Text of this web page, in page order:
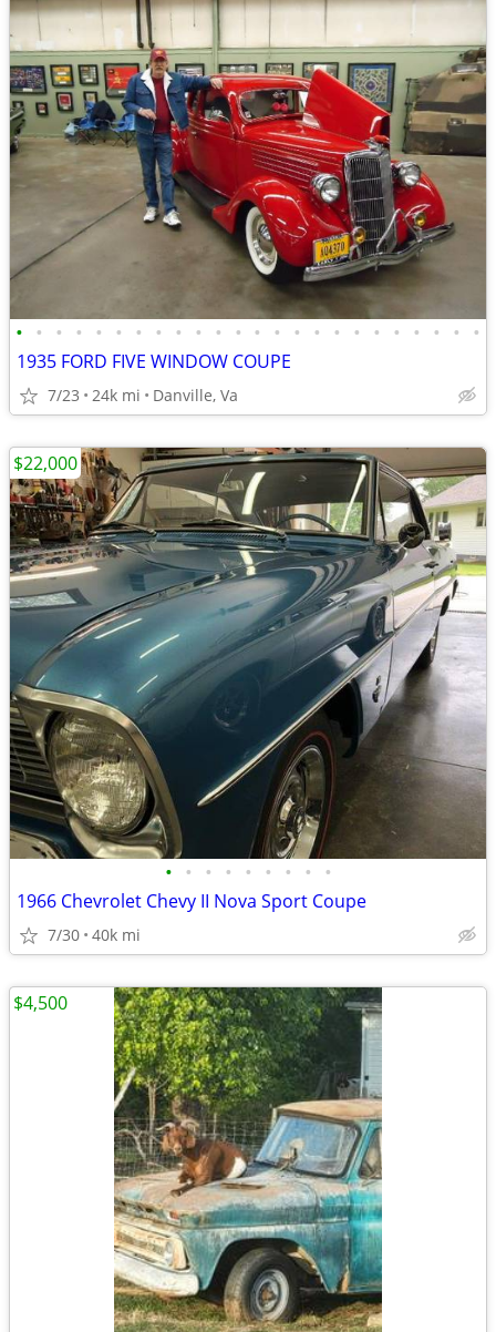
• • • • • • • • • • • • • • • • • • • • • • • •
1935 FORD FIVE WINDOW COUPE
7/23 24k mi Danville, Va
• • • • • • • • •
1966 Chevrolet Chevy II Nova Sport Coupe
7/30 40k mi
$22,000
$4,500